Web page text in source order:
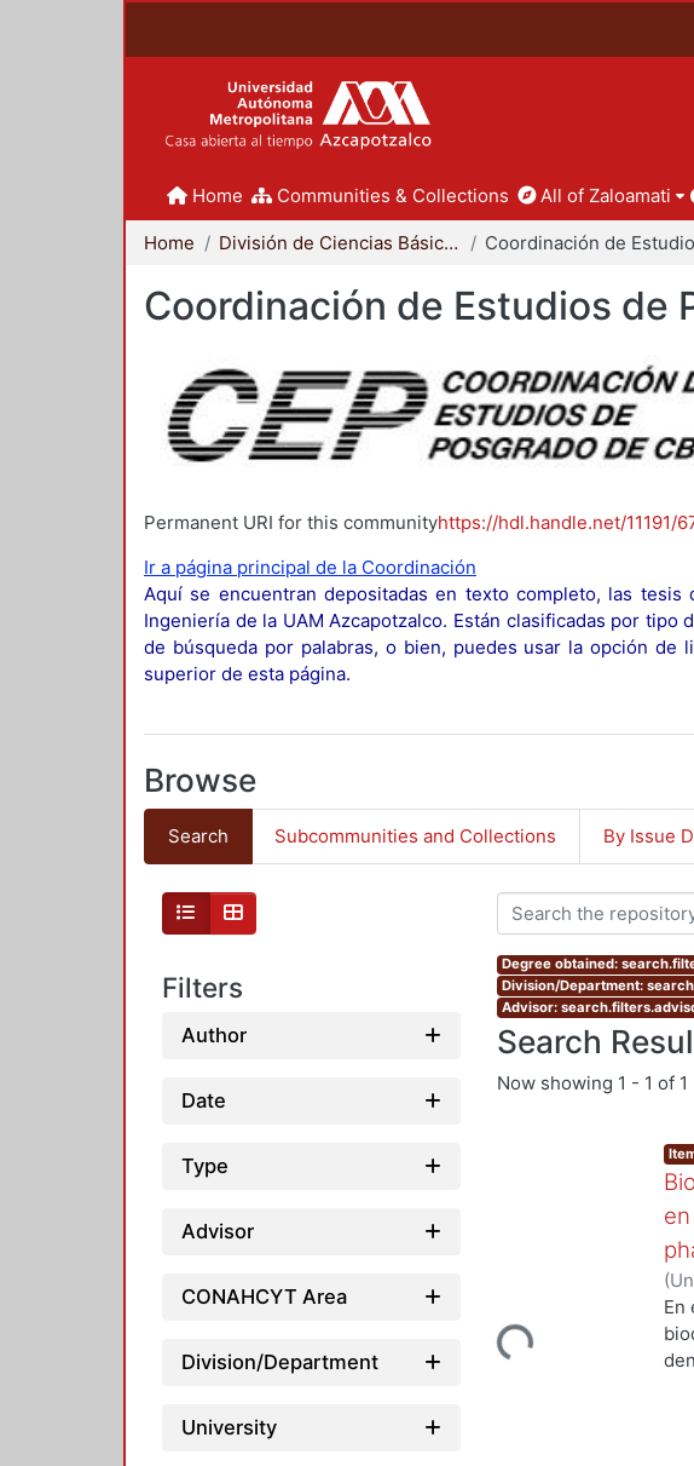
Home Communities & Collections All of Zaloamati
Home División de Ciencias Básicas e Ingeniería
Coordinación de Estudios de
Permanent URI for this communityhttps://hdl.handle.net/11191/
Ir a página principal de la Coordinación
Aquí se encuentran depositadas en texto completo, las
Ingeniería de la UAM Azcapotzalco. Están clasificadas por
de búsqueda por palabras, o bien, puedes usar la opción
superior de esta página.
Browse
Search Subcommunities and Collections By Issue
Filters
Author
Date
Type
Advisor
CONAHCYT Area
Division/Department
University
Degree obtained:
Division/Department:
Advisor:
Search
Now showing 1 - 1 of 1
Loading... (
de
En